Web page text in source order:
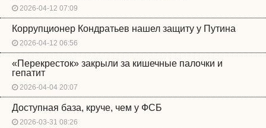
2026-04-12 07:09
Коррупционер Кондратьев нашел защиту у Путина
2026-04-12 06:56
«Перекресток» закрыли за кишечные палочки и
гепатит
2026-04-04 20:07
Доступная база, круче, чем у ФСБ
2026-03-31 08:26